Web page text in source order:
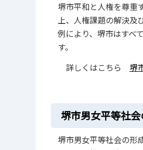
堺市平和と人権を尊重
上、人権課題の解決及
例により、堺市はすべ
す。
詳しくはこちら 堺
堺市男女平等社
堺市男女平等社会の形